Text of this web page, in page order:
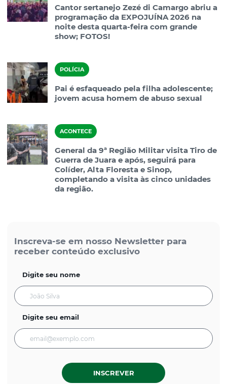
Cantor sertanejo Zezé di Camargo abriu a
programação da EXPOJUÍNA 2026 na
noite desta quarta-feira com grande
show; FOTOS!
POLÍCIA
Pai é esfaqueado pela filha adolescente;
jovem acusa homem de abuso sexual
ACONTECE
General da 9ª Região Militar visita Tiro de
Guerra de Juara e após, seguirá para
Colíder, Alta Floresta e Sinop,
completando a visita às cinco unidades
da região.
Inscreva-se em nosso Newsletter para
receber conteúdo exclusivo
Digite seu nome
Digite seu email
INSCREVER